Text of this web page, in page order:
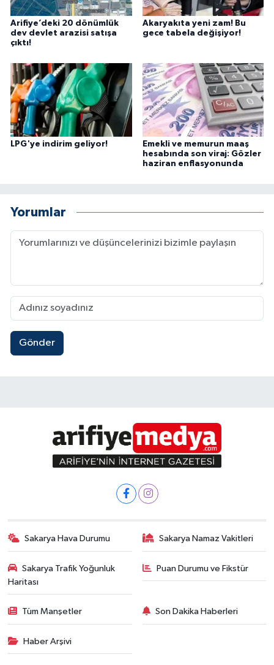
Arifiye’deki 20 dönümlük
dev devlet arazisi satışa
çıktı!
Akaryakıta yeni zam! Bu
gece tabela değişiyor!
LPG'ye indirim geliyor!
Emekli ve memurun maaş
hesabında son viraj: Gözler
haziran enflasyonunda
Yorumlar
Gönder
Sakarya Hava Durumu Sakarya Namaz Vakitleri
Sakarya Trafik Yoğunluk
Haritası
Puan Durumu ve Fikstür
Tüm Manşetler Son Dakika Haberleri
Haber Arşivi